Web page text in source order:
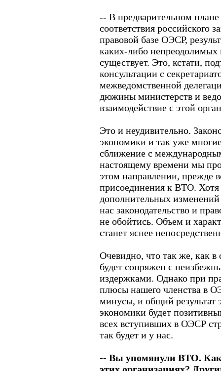
-- В предварительном
соответствия российского
правовой базе ОЭСР,
каких-либо
существует. Это, кстати,
консультации с
межведомственной
дюжины министерств и
взаимодействие с этой
Это и неудивительно.
экономики и так уже
сближение с
настоящему времени мы
этом направлении, прежде
присоединения к ВТО. Хотя
дополнительных
нас законодательство и
не обойтись. Объем и
станет яснее
Очевидно, что так же, как
будет сопряжен с
издержками. Однако при
плюсы нашего членства в
минусы, и общий результат
экономики будет
всех вступивших в ОЭСР
так будет и у нас.
-- Вы упомянули ВТО. Как